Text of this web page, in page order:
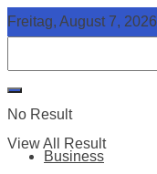
Freitag, August 7, 2026
No Result
View All Result
Business